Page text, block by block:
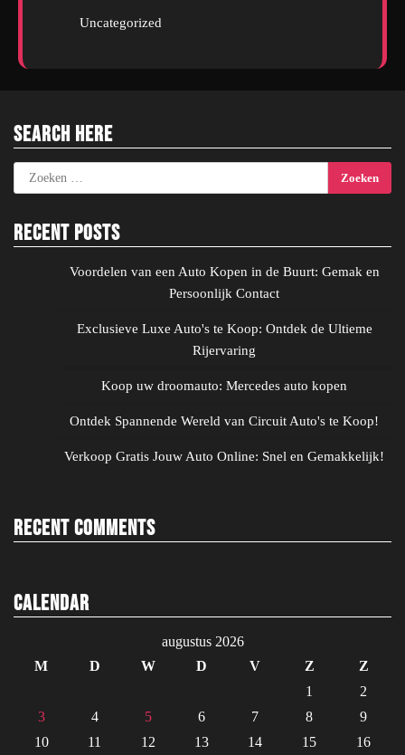
Uncategorized
Search Here
Zoeken
naar:
Recent Posts
Voordelen van een Auto Kopen in de Buurt: Gemak en
Persoonlijk Contact
Exclusieve Luxe Auto's te Koop: Ontdek de Ultieme
Rijervaring
Koop uw droomauto: Mercedes auto kopen
Ontdek Spannende Wereld van Circuit Auto's te Koop!
Verkoop Gratis Jouw Auto Online: Snel en Gemakkelijk!
Recent Comments
Calendar
augustus 2026
M
D W D V Z
Z
1
2
3
4 5 6 7 8
9
10
11 12 13 14 15
16